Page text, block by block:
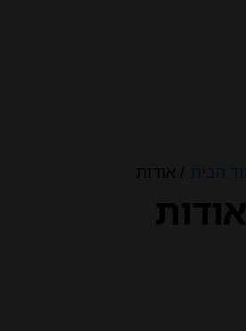
/ אודות
אודות